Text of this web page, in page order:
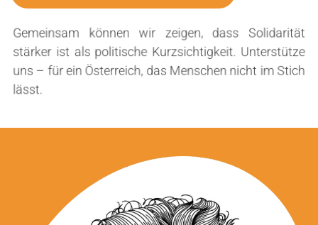
Gemeinsam können wir zeigen, dass Solidarität
stärker ist als politische Kurzsichtigkeit. Unterstütze
uns – für ein Österreich, das Menschen nicht im Stich
lässt.